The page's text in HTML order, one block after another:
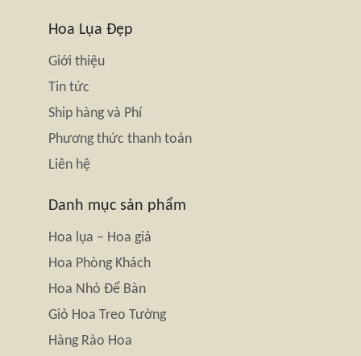
Hoa Lụa Đẹp
Giới thiệu
Tin tức
Ship hàng và Phí
Phương thức thanh toán
Liên hệ
Danh mục sản phẩm
Hoa lụa – Hoa giả
Hoa Phòng Khách
Hoa Nhỏ Để Bàn
Giỏ Hoa Treo Tường
Hàng Rào Hoa